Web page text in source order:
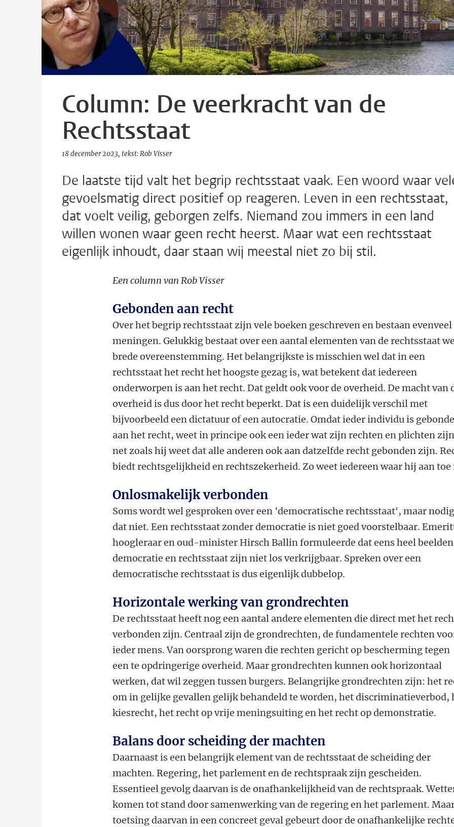
Column: De veerkracht van de
Rechtsstaat
18 december 2023 tekst: Rob Visser
De laatste tijd valt het begrip rechtsstaat vaak. Een woord waar
gevoelsmatig direct positief op reageren. Leven in een rechtsstaat,
dat voelt veilig, geborgen zelfs. Niemand zou immers in een land
willen wonen waar geen recht heerst. Maar wat een rechtsstaat
eigenlijk inhoudt, daar staan wij meestal niet zo bij stil.
Een column van Rob Visser
Gebonden aan recht
Over het begrip rechtsstaat zijn vele boeken geschreven en bestaan evenveel
meningen. Gelukkig bestaat over een aantal elementen van de rechtsstaat
brede overeenstemming. Het belangrijkste is misschien wel dat in een
rechtsstaat het recht het hoogste gezag is, wat betekent dat iedereen
onderworpen is aan het recht. Dat geldt ook voor de overheid. De macht van
overheid is dus door het recht beperkt. Dat is een duidelijk verschil met
bijvoorbeeld een dictatuur of een autocratie. Omdat ieder individu is
aan het recht, weet in principe ook een ieder wat zijn rechten en plichten
net zoals hij weet dat alle anderen ook aan datzelfde recht gebonden zijn.
biedt rechtsgelijkheid en rechtszekerheid. Zo weet iedereen waar hij aan toe
Onlosmakelijk verbonden
Soms wordt wel gesproken over een 'democratische rechtsstaat', maar
dat niet. Een rechtsstaat zonder democratie is niet goed voorstelbaar.
hoogleraar en oud-minister Hirsch Ballin formuleerde dat eens heel
democratie en rechtsstaat zijn niet los verkrijgbaar. Spreken over een
democratische rechtsstaat is dus eigenlijk dubbelop.
Horizontale werking van grondrechten
De rechtsstaat heeft nog een aantal andere elementen die direct met het
verbonden zijn. Centraal zijn de grondrechten, de fundamentele rechten
ieder mens. Van oorsprong waren die rechten gericht op bescherming tegen
een te opdringerige overheid. Maar grondrechten kunnen ook horizontaal
werken, dat wil zeggen tussen burgers. Belangrijke grondrechten zijn: het
om in gelijke gevallen gelijk behandeld te worden, het discriminatieverbod,
kiesrecht, het recht op vrije meningsuiting en het recht op demonstratie.
Balans door scheiding der machten
Daarnaast is een belangrijk element van de rechtsstaat de scheiding der
machten. Regering, het parlement en de rechtspraak zijn gescheiden.
Essentieel gevolg daarvan is de onafhankelijkheid van de rechtspraak.
komen tot stand door samenwerking van de regering en het parlement.
toetsing daarvan in een concreet geval gebeurt door de onafhankelijke